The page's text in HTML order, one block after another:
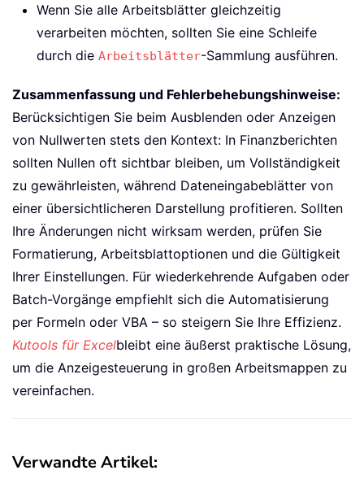
Wenn Sie alle Arbeitsblätter gleichzeitig
verarbeiten möchten, sollten Sie eine Schleife
durch die Arbeitsblätter-Sammlung ausführen.
Zusammenfassung und Fehlerbehebungshinweise:
Berücksichtigen Sie beim Ausblenden oder Anzeigen
von Nullwerten stets den Kontext: In Finanzberichten
sollten Nullen oft sichtbar bleiben, um Vollständigkeit
zu gewährleisten, während Dateneingabeblätter von
einer übersichtlicheren Darstellung profitieren. Sollten
Ihre Änderungen nicht wirksam werden, prüfen Sie
Formatierung, Arbeitsblattoptionen und die Gültigkeit
Ihrer Einstellungen. Für wiederkehrende Aufgaben oder
Batch-Vorgänge empfiehlt sich die Automatisierung
per Formeln oder VBA – so steigern Sie Ihre Effizienz.
Kutools für Excelbleibt eine äußerst praktische Lösung,
um die Anzeigesteuerung in großen Arbeitsmappen zu
vereinfachen.
Verwandte Artikel: